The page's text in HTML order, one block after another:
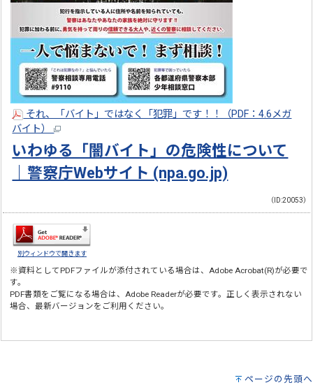
それ、「バイト」ではなく「犯罪」です！！（PDF：4.6メガ
バイト）
いわゆる「闇バイト」の危険性について
｜警察庁Webサイト (npa.go.jp)
（ID:20053）
別ウィンドウで開きます
※資料としてPDFファイルが添付されている場合は、Adobe Acrobat(R)が必要で
す。
PDF書類をご覧になる場合は、Adobe Readerが必要です。正しく表示されない
場合、最新バージョンをご利用ください。
ページの先頭へ